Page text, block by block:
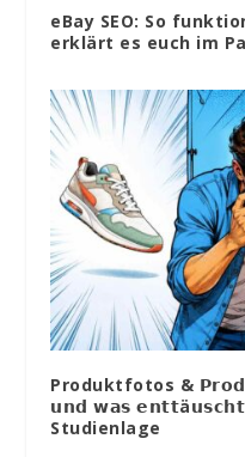
eBay SEO: So
erklärt es euch im
Produktfotos &
𝘂𝗻𝗱 𝘄𝗮𝘀
Studienlage